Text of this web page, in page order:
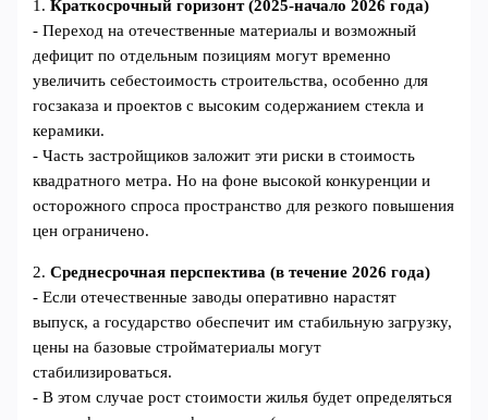
1.Краткосрочный горизонт (2025-начало 2026 года)
- Переход на отечественные материалы и возможный
дефицит по отдельным позициям могут временно
увеличить себестоимость строительства, особенно для
госзаказа и проектов с высоким содержанием стекла и
керамики.
- Часть застройщиков заложит эти риски в стоимость
квадратного метра. Но на фоне высокой конкуренции и
осторожного спроса пространство для резкого повышения
цен ограничено.
2.Среднесрочная перспектива (в течение 2026 года)
- Если отечественные заводы оперативно нарастят
выпуск, а государство обеспечит им стабильную загрузку,
цены на базовые стройматериалы могут
стабилизироваться.
- В этом случае рост стоимости жилья будет определяться